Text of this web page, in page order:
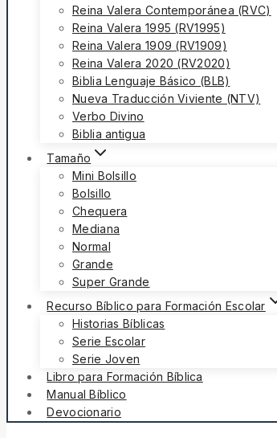
Reina Valera Contemporánea (RVC)
Reina Valera 1995 (RV1995)
Reina Valera 1909 (RV1909)
Reina Valera 2020 (RV2020)
Biblia Lenguaje Básico (BLB)
Nueva Traducción Viviente (NTV)
Verbo Divino
Biblia antigua
Tamaño
Mini Bolsillo
Bolsillo
Chequera
Mediana
Normal
Grande
Super Grande
Recurso Bíblico para Formación Escolar
Historias Bíblicas
Serie Escolar
Serie Joven
Libro para Formación Bíblica
Manual Bíblico
Devocionario